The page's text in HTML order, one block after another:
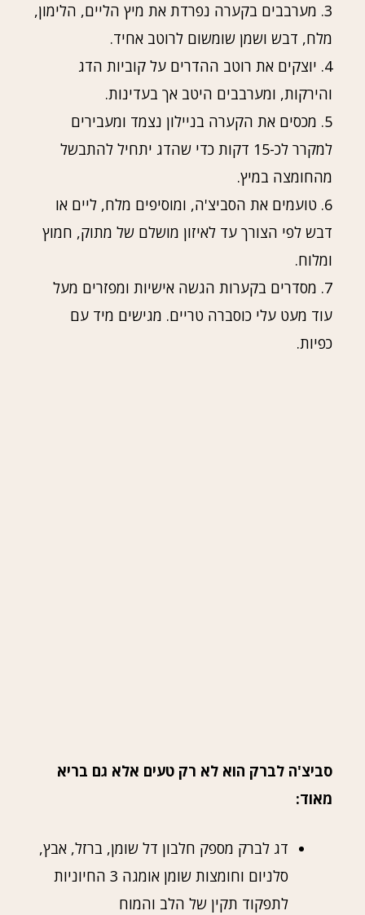
3. מערבבים בקערה נפרדת את מיץ הליים, הלימון,
מלח, דבש ושמן שומשום לרוטב אחיד.
4. יוצקים את רוטב ההדרים על קוביות הדג
והירקות, ומערבבים היטב אך בעדינות.
5. מכסים את הקערה בניילון נצמד ומעבירים
למקרר לכ-15 דקות כדי שהדג יתחיל להתבשל
מהחומצה במיץ.
6. טועמים את הסביצ'ה, ומוסיפים מלח, ליים או
דבש לפי הצורך עד לאיזון מושלם של מתוק, חמוץ
ומלוח.
7. מסדרים בקערות הגשה אישיות ומפזרים מעל
עוד מעט עלי כוסברה טריים. מגישים מיד עם
כפיות.
סביצ'ה לברק הוא לא רק טעים אלא גם בריא
מאוד:
דג לברק מספק חלבון דל שומן, ברזל, אבץ,
סלניום וחומצות שומן אומגה 3 החיוניות
לתפקוד תקין של הלב והמוח